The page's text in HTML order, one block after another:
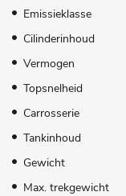
Emissieklasse
Cilinderinhoud
Vermogen
Topsnelheid
Carrosserie
Tankinhoud
Gewicht
Max. trekgewicht